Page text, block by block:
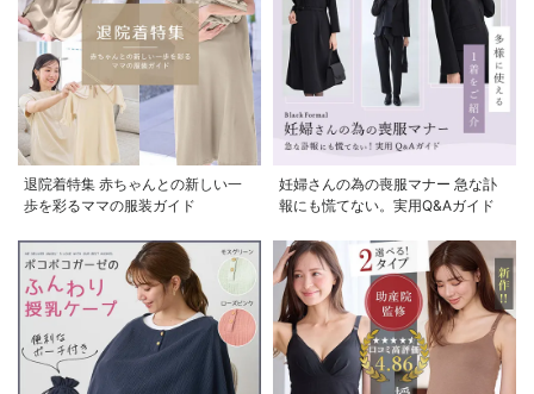
退院着特集 赤ちゃんとの新しい一
歩を彩るママの服装ガイド
妊婦さんの為の喪服マナー 急な訃
報にも慌てない。実用Q&Aガイド